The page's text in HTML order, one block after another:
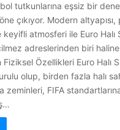
tutkunlarına eşsiz bir
çıkıyor. Modern
keyifli atmosferi ile Euro
adreslerinden biri
Fiziksel Özellikleri Euro Halı
olup, birden fazla halı
zeminleri, FIFA